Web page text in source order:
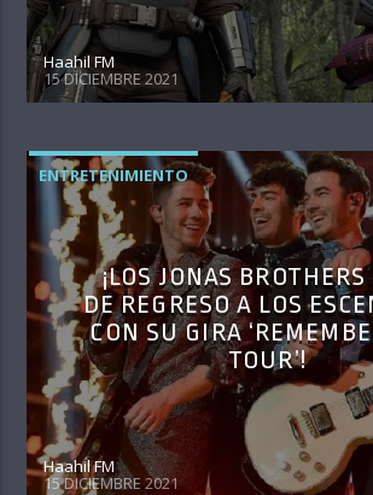
Haahil FM
15 DICIEMBRE 2021
ENTRETENIMIENTO
¡LOS JONAS
DE REGRESO A LOS
CON SU GIRA
TOUR’!
Haahil FM
15 DICIEMBRE 2021